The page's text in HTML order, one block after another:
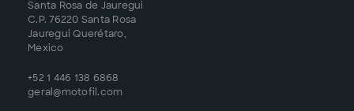
Santa Rosa de Jauregui
C.P. 76220 Santa Rosa
Jauregui Querétaro,
Mexico
+52 1 446 138 6868
geral@motofil.com